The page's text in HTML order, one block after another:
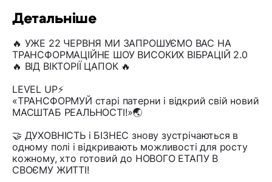
Детальніше
🔥 УЖЕ 22 ЧЕРВНЯ МИ ЗАПРОШУЄМО ВАС НА
ТРАНСФОРМАЦІЙНЕ ШОУ ВИСОКИХ ВІБРАЦІЙ 2.0
🔥 ВІД ВІКТОРІЇ ЦАПОК 🔥
LEVEL UP⚡️
«ТРАНСФОРМУЙ старі патерни і відкрий свій новий
МАСШТАБ РЕАЛЬНОСТІ!»🌏
🤝 ДУХОВНІСТЬ і БІЗНЕС знову зустрічаються в
одному полі і відкривають можливості для росту
кожному, хто готовий до НОВОГО ЕТАПУ В
СВОЄМУ ЖИТТІ!